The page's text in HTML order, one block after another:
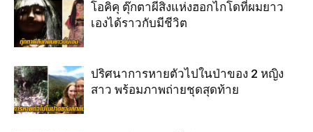
โอคิคุ ตุ๊กตาผีสิงแห่งฮอกไกโดที่ผมยาว
เองได้ราวกับมีชีวิต
ปริศนาการหายตัวไปในป่าของ 2 หญิง
สาว พร้อมภาพถ่ายชุดสุดท้าย